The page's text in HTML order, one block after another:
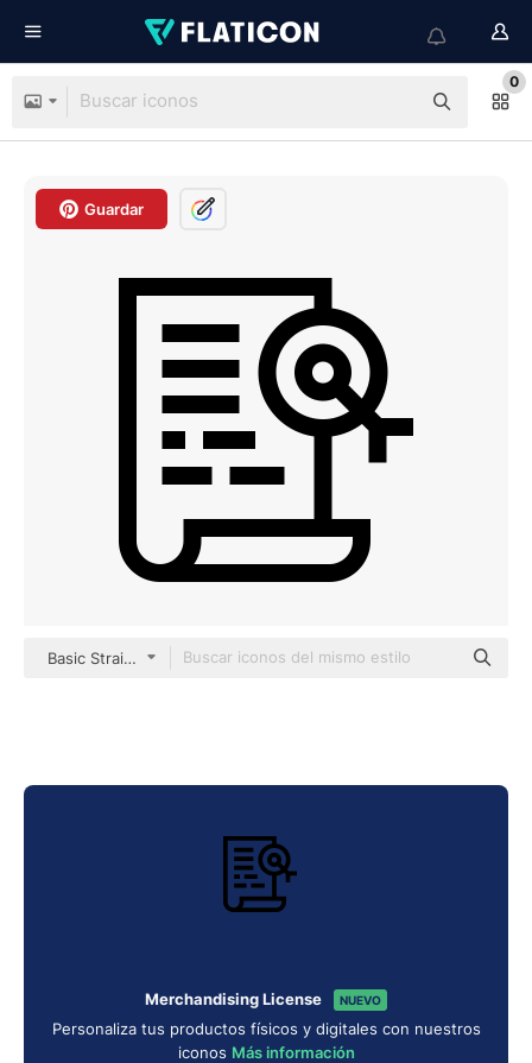
0
Guardar
Basic Straight Lineal
Merchandising License NUEVO
Personaliza tus productos físicos y digitales con nuestros
iconos Más información